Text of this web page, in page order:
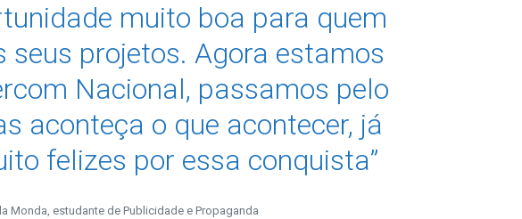
muito boa para quem
seus projetos. Agora estamos
Nacional, passamos pelo
aconteça o que acontecer, já
felizes por essa conquista”
Monda, estudante de Publicidade e Propaganda